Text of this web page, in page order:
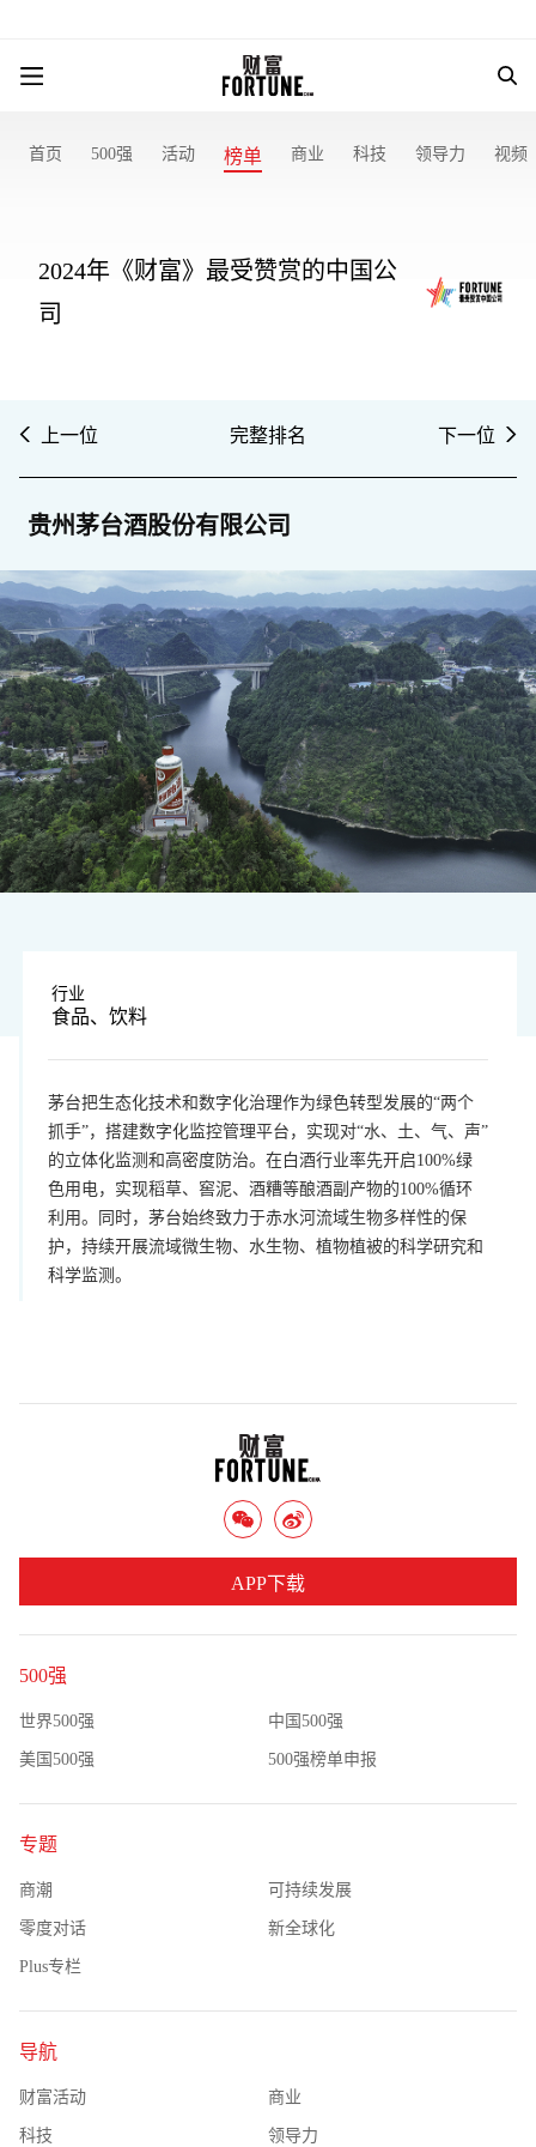
首页 500强 活动 榜单 商业 科技 领导力 视频
2024年《财富》最受赞赏的中国公
司
上一位 完整排名 下一位
贵州茅台酒股份有限公司
行业
食品、饮料
茅台把生态化技术和数字化治理作为绿色转型发展的“两个
抓手”，搭建数字化监控管理平台，实现对“水、土、气、声”
的立体化监测和高密度防治。在白酒行业率先开启100%绿
色用电，实现稻草、窖泥、酒糟等酿酒副产物的100%循环
利用。同时，茅台始终致力于赤水河流域生物多样性的保
护，持续开展流域微生物、水生物、植物植被的科学研究和
科学监测。
500强
世界500强 中国500强
美国500强 500强榜单申报
专题
商潮 可持续发展
零度对话 新全球化
Plus专栏
导航
财富活动 商业
科技 领导力
APP下载